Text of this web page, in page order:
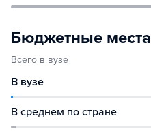
Бюджетные места
Всего в вузе
В вузе
В среднем по стране